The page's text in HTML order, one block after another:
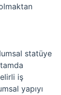
statüye
iş
yapıyı